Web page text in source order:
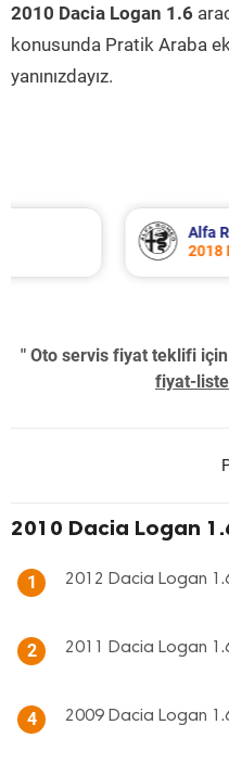
2010 Dacia Logan 1.6
konusunda Pratik Araba
yanınızdayız.
Alfa Romeo
2018 Model
" Oto servis fiyat teklifi için
fiyat-
2010 Dacia Logan
1 2012 Dacia Logan
2 2011 Dacia Logan
4 2009 Dacia Logan